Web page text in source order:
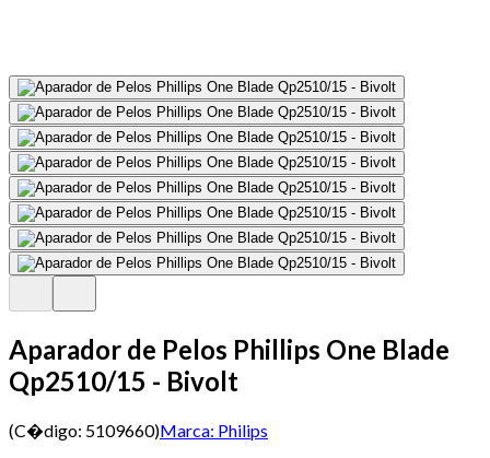
Aparador de Pelos Phillips One Blade
Qp2510/15 - Bivolt
(C�digo: 5109660)Marca: Philips